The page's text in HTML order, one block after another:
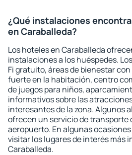
¿Qué instalaciones
en Caraballeda?
Los hoteles en Caraballeda
instalaciones a los huéspedes.
Fi gratuito, áreas de bienestar
fuerte en la habitación, centro
de juegos para niños,
informativos sobre las
interesantes de la zona. Algunos
ofrecen un servicio de transporte
aeropuerto. En algunas
visitar los lugares de interés más
Caraballeda.